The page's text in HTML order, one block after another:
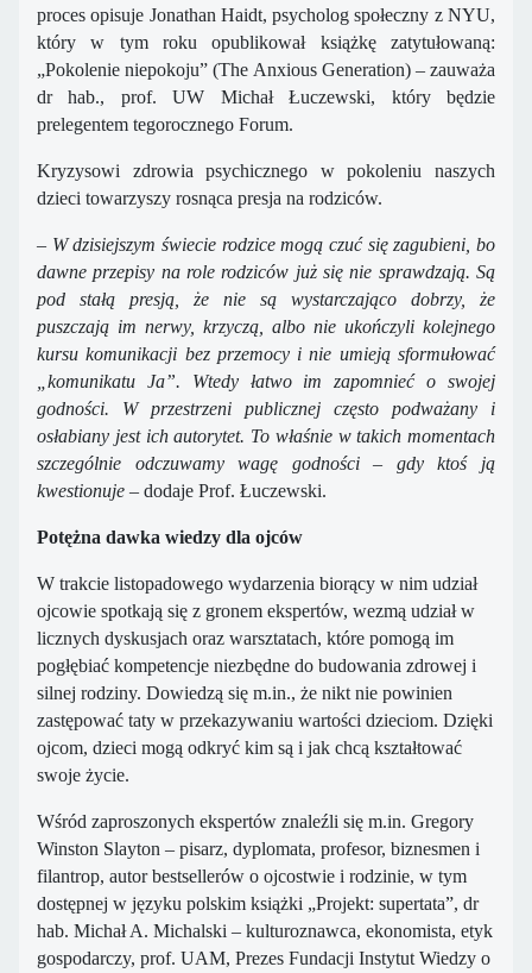
proces opisuje Jonathan Haidt, psycholog społeczny z NYU,
który w tym roku opublikował książkę zatytułowaną:
„Pokolenie niepokoju” (The Anxious Generation) – zauważa
dr hab., prof. UW Michał Łuczewski, który będzie
prelegentem tegorocznego Forum.
Kryzysowi zdrowia psychicznego w pokoleniu naszych
dzieci towarzyszy rosnąca presja na rodziców.
– W dzisiejszym świecie rodzice mogą czuć się zagubieni, bo
dawne przepisy na role rodziców już się nie sprawdzają. Są
pod stałą presją, że nie są wystarczająco dobrzy, że
puszczają im nerwy, krzyczą, albo nie ukończyli kolejnego
kursu komunikacji bez przemocy i nie umieją sformułować
„komunikatu Ja”. Wtedy łatwo im zapomnieć o swojej
godności. W przestrzeni publicznej często podważany i
osłabiany jest ich autorytet. To właśnie w takich momentach
szczególnie odczuwamy wagę godności – gdy ktoś ją
kwestionuje – dodaje Prof. Łuczewski.
Potężna dawka wiedzy dla ojców
W trakcie listopadowego wydarzenia biorący w nim udział
ojcowie spotkają się z gronem ekspertów, wezmą udział w
licznych dyskusjach oraz warsztatach, które pomogą im
pogłębiać kompetencje niezbędne do budowania zdrowej i
silnej rodziny. Dowiedzą się m.in., że nikt nie powinien
zastępować taty w przekazywaniu wartości dzieciom. Dzięki
ojcom, dzieci mogą odkryć kim są i jak chcą kształtować
swoje życie.
Wśród zaproszonych ekspertów znaleźli się m.in. Gregory
Winston Slayton – pisarz, dyplomata, profesor, biznesmen i
filantrop, autor bestsellerów o ojcostwie i rodzinie, w tym
dostępnej w języku polskim książki „Projekt: supertata”, dr
hab. Michał A. Michalski – kulturoznawca, ekonomista, etyk
gospodarczy, prof. UAM, Prezes Fundacji Instytut Wiedzy o